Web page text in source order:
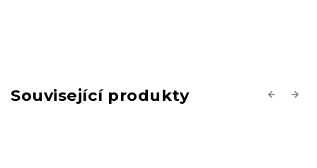
Související produkty Previous
Next